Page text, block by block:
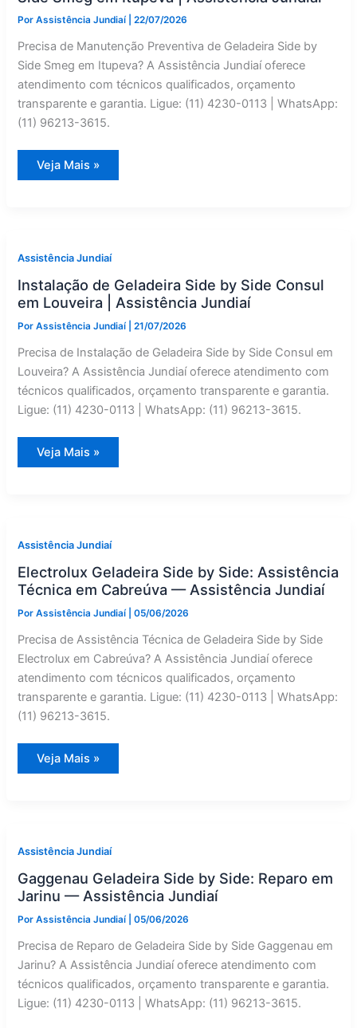
PorAssistência Jundiaí |22/07/2026
Precisa de Manutenção Preventiva de Geladeira Side by
Side Smeg em Itupeva? A Assistência Jundiaí oferece
atendimento com técnicos qualificados, orçamento
transparente e garantia. Ligue: (11) 4230-0113 | WhatsApp:
(11) 96213-3615.
Manutenção
Preventiva
em
Itupeva
Assistência
Jundiaí
Veja Mais »
Assistência Jundiaí
Instalação de Geladeira Side by Side Consul
em Louveira | Assistência Jundiaí
PorAssistência Jundiaí |21/07/2026
Precisa de Instalação de Geladeira Side by Side Consul em
Louveira? A Assistência Jundiaí oferece atendimento com
técnicos qualificados, orçamento transparente e garantia.
Ligue: (11) 4230-0113 | WhatsApp: (11) 96213-3615.
Instalação
de
Louveira
|
Assistência
Jundiaí
Veja Mais »
Assistência Jundiaí
Electrolux Geladeira Side by Side: Assistência
Técnica em Cabreúva — Assistência Jundiaí
PorAssistência Jundiaí |05/06/2026
Precisa de Assistência Técnica de Geladeira Side by Side
Electrolux em Cabreúva? A Assistência Jundiaí oferece
atendimento com técnicos qualificados, orçamento
transparente e garantia. Ligue: (11) 4230-0113 | WhatsApp:
(11) 96213-3615.
Electrolux
Geladeira
Cabreúva
—
Assistência
Jundiaí
Veja Mais »
Assistência Jundiaí
Gaggenau Geladeira Side by Side: Reparo em
Jarinu — Assistência Jundiaí
PorAssistência Jundiaí |05/06/2026
Precisa de Reparo de Geladeira Side by Side Gaggenau em
Jarinu? A Assistência Jundiaí oferece atendimento com
técnicos qualificados, orçamento transparente e garantia.
Ligue: (11) 4230-0113 | WhatsApp: (11) 96213-3615.